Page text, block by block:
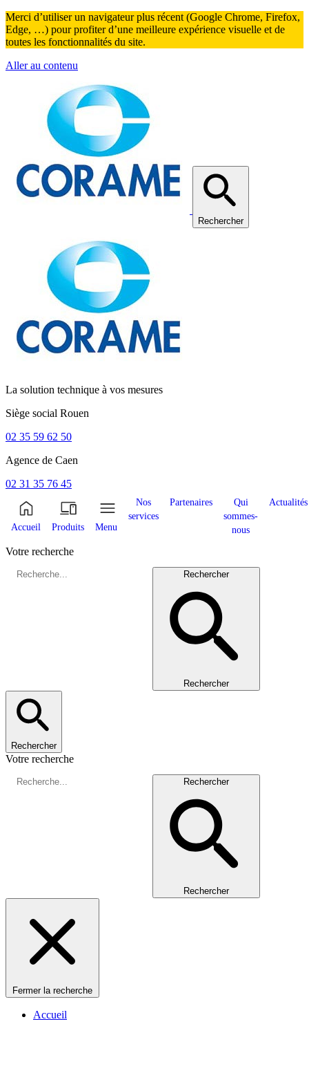
Merci d’utiliser un navigateur plus récent (Google Chrome, Firefox,
Edge, …) pour profiter d’une meilleure expérience visuelle et de
toutes les fonctionnalités du site.
Aller au contenu
Rechercher
La solution technique à vos mesures
Siège social Rouen
02 35 59 62 50
Agence de Caen
02 31 35 76 45
Accueil Produits Menu
Nos
services
Partenaires
Qui
sommes-
nous
Actualités
Votre recherche
Rechercher
Rechercher
Rechercher
Votre recherche
Rechercher
Rechercher
Fermer la recherche
Accueil